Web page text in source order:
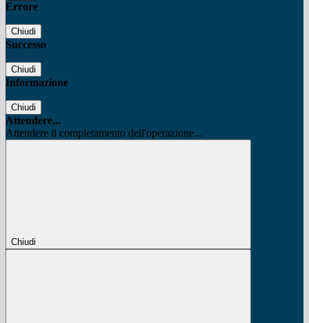
Errore
Chiudi
Successo
Chiudi
Informazione
Chiudi
Attendere...
Attendere il completamento dell'operazione...
Chiudi